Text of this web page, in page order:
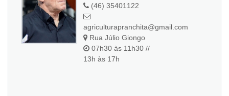
(46) 35401122
agriculturapranchita@gmail.com
Rua Júlio Giongo
07h30 às 11h30 //
13h às 17h